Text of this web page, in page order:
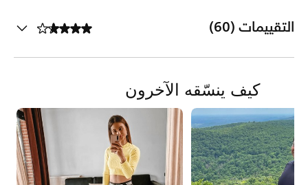
التقييمات (60)